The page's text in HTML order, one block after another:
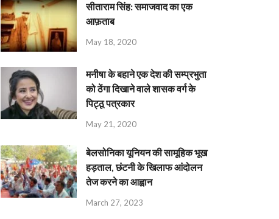
सीताराम सिंह: समाजवाद का एक
आफ़ताब
May 18, 2020
मनीषा के बहाने एक देश की सम्प्रभुता
को ठेंगा दिखाने वाले शासक वर्ग के
पिट्ठू पत्रकार
May 21, 2020
बेलसोनिका यूनियन की सामूहिक भूख
हड़ताल, छंटनी के खिलाफ आंदोलन
तेज करने का आह्वान
March 27, 2023